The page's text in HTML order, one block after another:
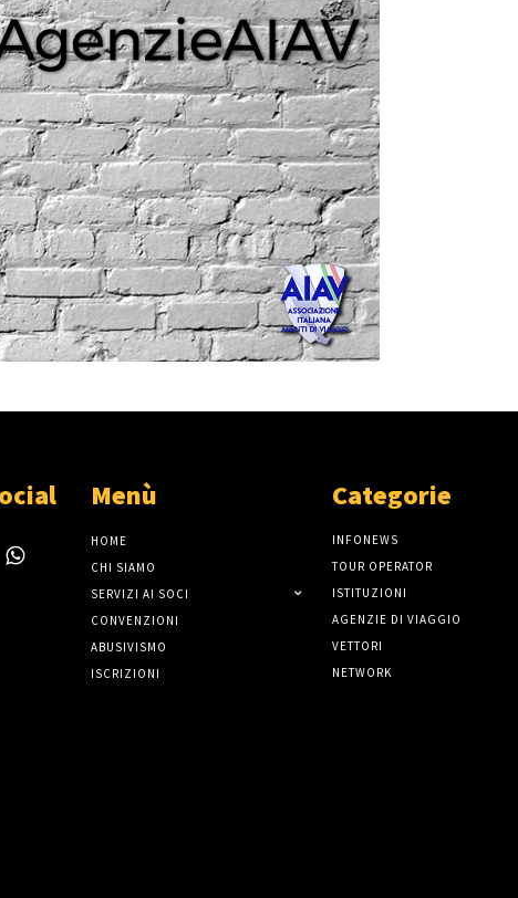
Menù
HOME
CHI SIAMO
SERVIZI AI SOCI
CONVENZIONI
ABUSIVISMO
ISCRIZIONI
Categorie
INFONEWS
TOUR OPERATOR
ISTITUZIONI
AGENZIE DI VIAGGIO
VETTORI
NETWORK